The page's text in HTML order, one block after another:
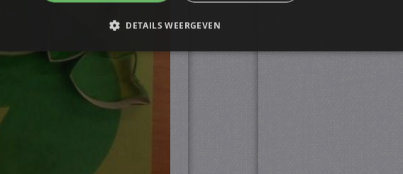
DETAILS WEERGEVEN
Strikt noodzakelijk
maken de kernfunctionaliteiten van de website mogelijk, zoals gebruikersaanmelding en accountbeheer. De
gebruikt zonder de strikt noodzakelijke cookies.
Vervaldatum
4 weken 2